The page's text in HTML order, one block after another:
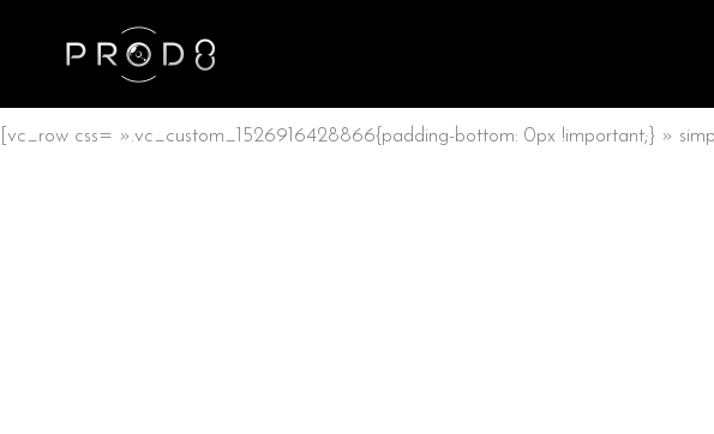
[vc_row css= ».vc_custom_1526916428866{padding-bottom: 0px !important;} »